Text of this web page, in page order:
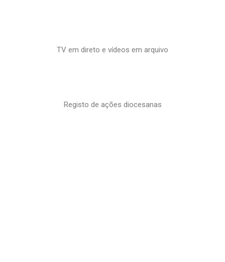
TV em direto e vídeos em arquivo
Registo de ações diocesanas